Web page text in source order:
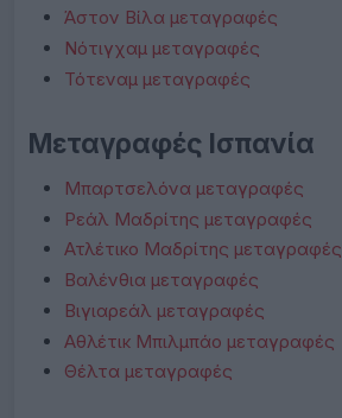
Άστον Βίλα μεταγραφές
Νότιγχαμ μεταγραφές
Τότεναμ μεταγραφές
Μεταγραφές Ισπανία
Μπαρτσελόνα μεταγραφές
Ρεάλ Μαδρίτης μεταγραφές
Ατλέτικο Μαδρίτης μεταγραφές
Βαλένθια μεταγραφές
Βιγιαρεάλ μεταγραφές
Αθλέτικ Μπιλμπάο μεταγραφές
Θέλτα μεταγραφές